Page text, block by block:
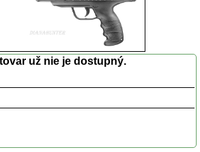
už nie je dostupný.